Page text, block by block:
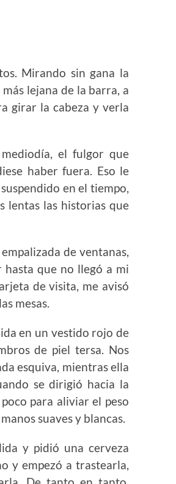
Mirando sin gana la
lejana de la barra, a
girar la cabeza y verla
el fulgor que
haber fuera. Eso le
en el tiempo,
lentas las historias que
de ventanas,
que no llegó a mi
de visita, me avisó
mesas.
en un vestido rojo de
de piel tersa. Nos
esquiva, mientras ella
se dirigió hacia la
para aliviar el peso
suaves y blancas.
y pidió una cerveza
y empezó a trastearla,